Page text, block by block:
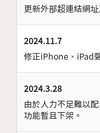
更新外部超連結網址
2024.11.7
修正iPhone、iPad
2024.3.28
由於人力不足難以
功能暫且下架。